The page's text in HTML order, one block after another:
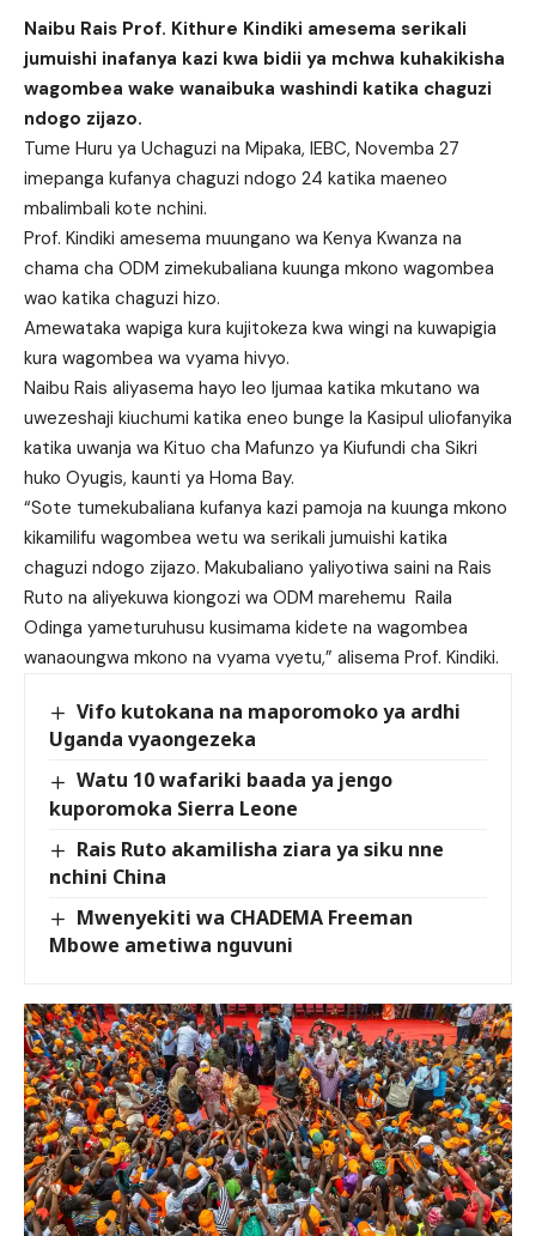
Naibu Rais Prof. Kithure Kindiki amesema serikali
jumuishi inafanya kazi kwa bidii ya mchwa kuhakikisha
wagombea wake wanaibuka washindi katika chaguzi
ndogo zijazo.
Tume Huru ya Uchaguzi na Mipaka, IEBC, Novemba 27
imepanga kufanya chaguzi ndogo 24 katika maeneo
mbalimbali kote nchini.
Prof. Kindiki amesema muungano wa Kenya Kwanza na
chama cha ODM zimekubaliana kuunga mkono wagombea
wao katika chaguzi hizo.
Amewataka wapiga kura kujitokeza kwa wingi na kuwapigia
kura wagombea wa vyama hivyo.
Naibu Rais aliyasema hayo leo Ijumaa katika mkutano wa
uwezeshaji kiuchumi katika eneo bunge la Kasipul uliofanyika
katika uwanja wa Kituo cha Mafunzo ya Kiufundi cha Sikri
huko Oyugis, kaunti ya Homa Bay.
“Sote tumekubaliana kufanya kazi pamoja na kuunga mkono
kikamilifu wagombea wetu wa serikali jumuishi katika
chaguzi ndogo zijazo. Makubaliano yaliyotiwa saini na Rais
Ruto na aliyekuwa kiongozi wa ODM marehemu Raila
Odinga yameturuhusu kusimama kidete na wagombea
wanaoungwa mkono na vyama vyetu,” alisema Prof. Kindiki.
Vifo kutokana na maporomoko ya ardhi
Uganda vyaongezeka
Watu 10 wafariki baada ya jengo
kuporomoka Sierra Leone
Rais Ruto akamilisha ziara ya siku nne
nchini China
Mwenyekiti wa CHADEMA Freeman
Mbowe ametiwa nguvuni